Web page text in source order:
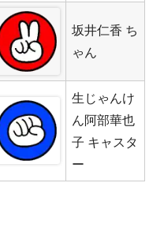
坂井仁香 ち
ゃん
生じゃんけ
ん阿部華也
子 キャスタ
ー